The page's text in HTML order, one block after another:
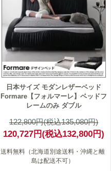
日本サイズ モダンレザーベッド
Formare【フォルマーレ】ベッドフ
レームのみ ダブル
122,800円(税込135,080円)
120,727円(税込132,800円)
送料無料（北海道別途送料・沖縄と離
島は配送不可）